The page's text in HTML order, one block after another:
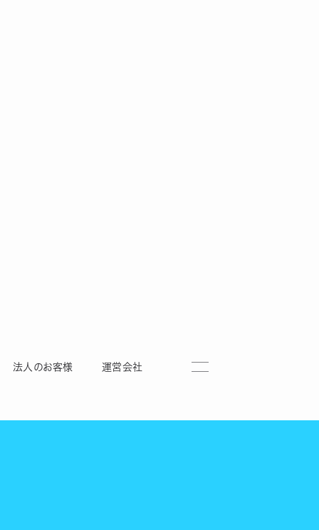
法人のお客様 運営会社